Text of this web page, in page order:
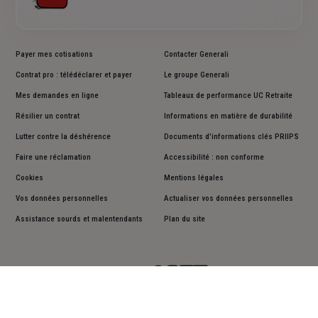
Payer mes cotisations
Contrat pro : télédéclarer et payer
Mes demandes en ligne
Résilier un contrat
Lutter contre la déshérence
Faire une réclamation
Contacter Generali
Le groupe Generali
Tableaux de performance UC Retraite
Informations en matière de durabilité
Documents d'informations clés PRIIPS
Accessibilité : non conforme
Cookies Mentions légales
Vos données personnelles Actualiser vos données personnelles
Assistance sourds et malentendants Plan du site